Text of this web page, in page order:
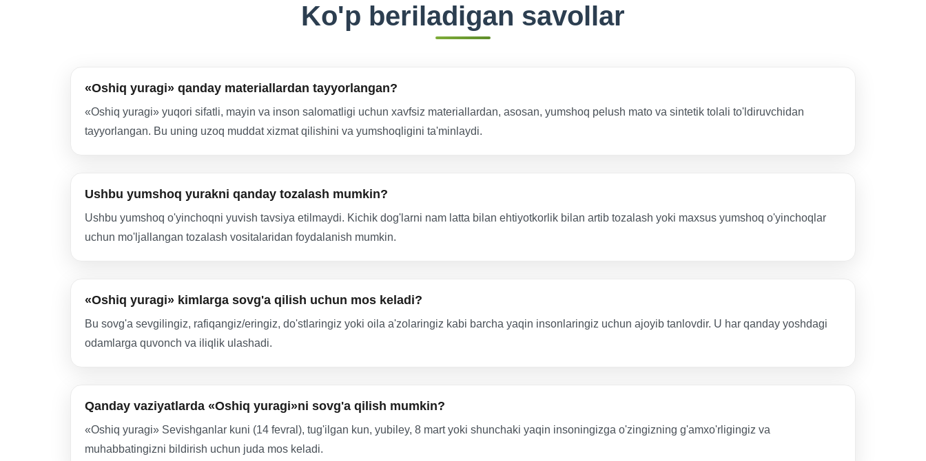
Ko'p beriladigan savollar
«Oshiq yuragi» qanday materiallardan tayyorlangan?
«Oshiq yuragi» yuqori sifatli, mayin va inson salomatligi uchun xavfsiz materiallardan, asosan, yumshoq pelush mato va sintetik tolali to'ldiruvchidan
tayyorlangan. Bu uning uzoq muddat xizmat qilishini va yumshoqligini ta'minlaydi.
Ushbu yumshoq yurakni qanday tozalash mumkin?
Ushbu yumshoq o'yinchoqni yuvish tavsiya etilmaydi. Kichik dog'larni nam latta bilan ehtiyotkorlik bilan artib tozalash yoki maxsus yumshoq o'yinchoqlar
uchun mo'ljallangan tozalash vositalaridan foydalanish mumkin.
«Oshiq yuragi» kimlarga sovg'a qilish uchun mos keladi?
Bu sovg'a sevgilingiz, rafiqangiz/eringiz, do'stlaringiz yoki oila a'zolaringiz kabi barcha yaqin insonlaringiz uchun ajoyib tanlovdir. U har qanday yoshdagi
odamlarga quvonch va iliqlik ulashadi.
Qanday vaziyatlarda «Oshiq yuragi»ni sovg'a qilish mumkin?
«Oshiq yuragi» Sevishganlar kuni (14 fevral), tug'ilgan kun, yubiley, 8 mart yoki shunchaki yaqin insoningizga o'zingizning g'amxo'rligingiz va
muhabbatingizni bildirish uchun juda mos keladi.